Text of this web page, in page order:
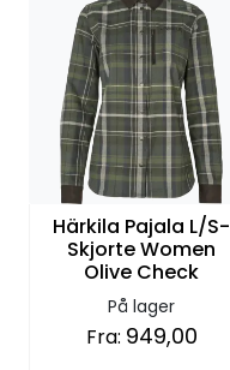
Härkila Pajala L/S-
Skjorte Women
Olive Check
På lager
Fra: 949,00